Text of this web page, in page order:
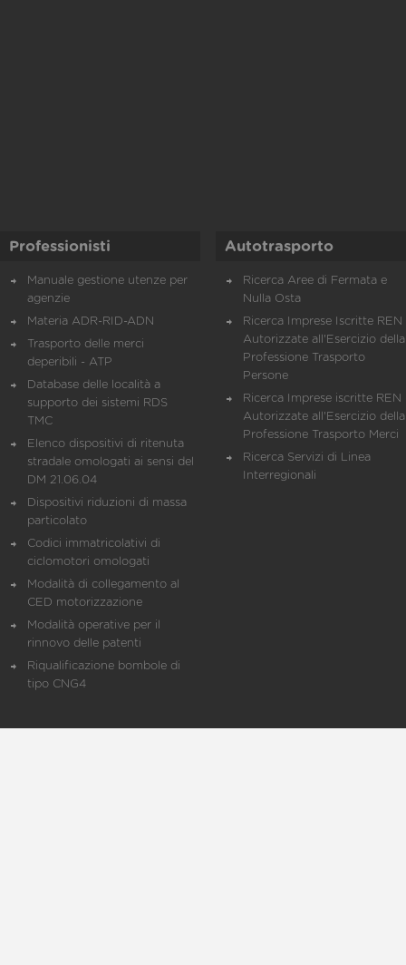
Professionisti
Manuale gestione utenze per
agenzie
Materia ADR-RID-ADN
Trasporto delle merci
deperibili - ATP
Database delle località a
supporto dei sistemi RDS
TMC
Elenco dispositivi di ritenuta
stradale omologati ai sensi del
DM 21.06.04
Dispositivi riduzioni di massa
particolato
Codici immatricolativi di
ciclomotori omologati
Modalità di collegamento al
CED motorizzazione
Modalità operative per il
rinnovo delle patenti
Riqualificazione bombole di
tipo CNG4
Autotrasporto
Ricerca Aree di Fermata e
Nulla Osta
Ricerca Imprese Iscritte REN
Autorizzate all'Esercizio della
Professione Trasporto
Persone
Ricerca Imprese iscritte REN
Autorizzate all'Esercizio della
Professione Trasporto Merci
Ricerca Servizi di Linea
Interregionali